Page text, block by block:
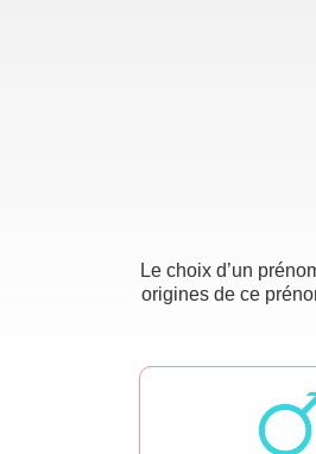
Le choix d’un
origines de ce